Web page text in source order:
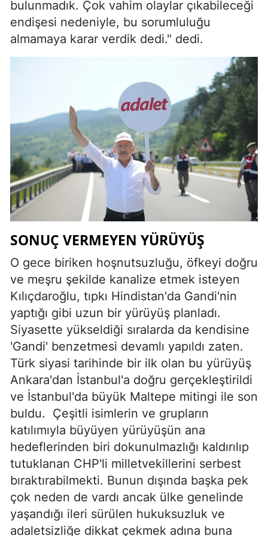
bulunmadık. Çok vahim olaylar çıkabileceği
endişesi nedeniyle, bu sorumluluğu
almamaya karar verdik dedi." dedi.
SONUÇ VERMEYEN YÜRÜYÜŞ
O gece biriken hoşnutsuzluğu, öfkeyi doğru
ve meşru şekilde kanalize etmek isteyen
Kılıçdaroğlu, tıpkı Hindistan'da Gandi'nin
yaptığı gibi uzun bir yürüyüş planladı.
Siyasette yükseldiği sıralarda da kendisine
'Gandi' benzetmesi devamlı yapıldı zaten.
Türk siyasi tarihinde bir ilk olan bu yürüyüş
Ankara'dan İstanbul'a doğru gerçekleştirildi
ve İstanbul'da büyük Maltepe mitingi ile son
buldu.
Çeşitli isimlerin ve grupların
katılımıyla büyüyen yürüyüşün ana
hedeflerinden biri dokunulmazlığı kaldırılıp
tutuklanan CHP'li milletvekillerini serbest
bıraktırabilmekti. Bunun dışında başka pek
çok neden de vardı ancak ülke genelinde
yaşandığı ileri sürülen hukuksuzluk ve
adaletsizliğe dikkat çekmek adına buna